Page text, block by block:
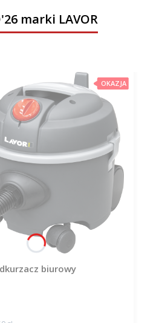
marki LAVOR
OKAZJA
biurowy